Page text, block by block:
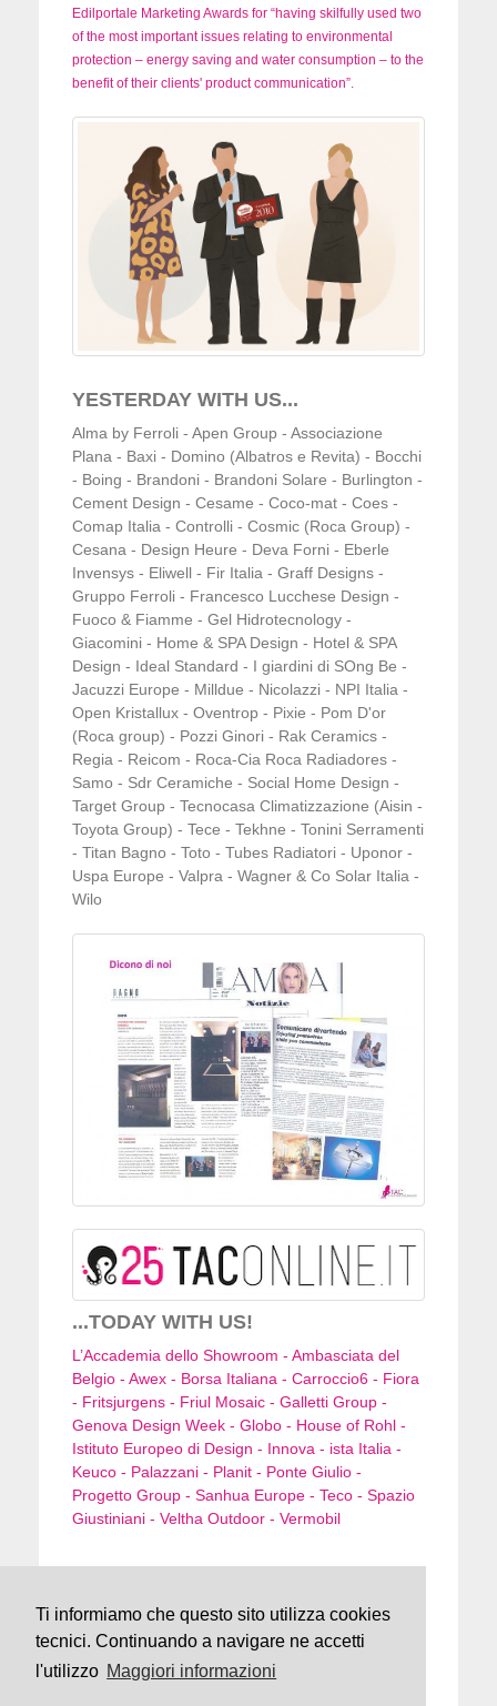
Ti informiamo che questo sito utilizza cookies
tecnici. Continuando a navigare ne accetti
l'utilizzo Maggiori informazioni
Edilportale Marketing Awards for “having skilfully used two
of the most important issues relating to environmental
protection – energy saving and water consumption – to the
benefit of their clients' product communication”.
YESTERDAY WITH US...
Alma by Ferroli - Apen Group - Associazione
Plana - Baxi - Domino (Albatros e Revita) - Bocchi
- Boing - Brandoni - Brandoni Solare - Burlington -
Cement Design - Cesame - Coco-mat - Coes -
Comap Italia - Controlli - Cosmic (Roca Group) -
Cesana - Design Heure - Deva Forni - Eberle
Invensys - Eliwell - Fir Italia - Graff Designs -
Gruppo Ferroli - Francesco Lucchese Design -
Fuoco & Fiamme - Gel Hidrotecnology -
Giacomini - Home & SPA Design - Hotel & SPA
Design - Ideal Standard - I giardini di SOng Be -
Jacuzzi Europe - Milldue - Nicolazzi - NPI Italia -
Open Kristallux - Oventrop - Pixie - Pom D'or
(Roca group) - Pozzi Ginori - Rak Ceramics -
Regia - Reicom - Roca-Cia Roca Radiadores -
Samo - Sdr Ceramiche - Social Home Design -
Target Group - Tecnocasa Climatizzazione (Aisin -
Toyota Group) - Tece - Tekhne - Tonini Serramenti
- Titan Bagno - Toto - Tubes Radiatori - Uponor -
Uspa Europe - Valpra - Wagner & Co Solar Italia -
Wilo
...TODAY WITH US!
L’Accademia dello Showroom - Ambasciata del
Belgio - Awex - Borsa Italiana - Carroccio6 - Fiora
- Fritsjurgens - Friul Mosaic - Galletti Group -
Genova Design Week - Globo - House of Rohl -
Istituto Europeo di Design - Innova - ista Italia -
Keuco - Palazzani - Planit - Ponte Giulio -
Progetto Group - Sanhua Europe - Teco - Spazio
Giustiniani - Veltha Outdoor - Vermobil
TAConline
Milano - Genova
ph. +39 0185 351616
press@taconline.it